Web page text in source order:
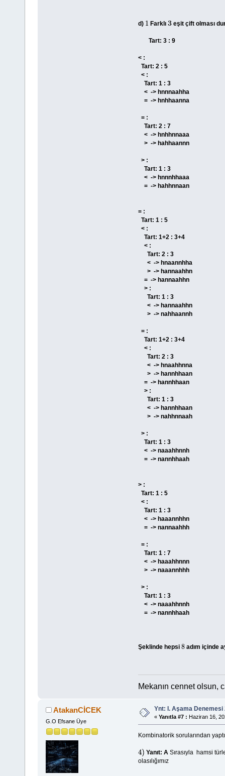
d) 1 Farklı3eşit çift olması
Tart: 3 : 9
< :
Tart: 2 : 5
< :
Tart: 1 : 3
< -> hnnnaahha
= -> hnhhaanna
= :
Tart: 2 : 7
< -> hnhhnnaaa
> -> hahhaannn
> :
Tart: 1 : 3
< -> hnnnhhaaa
= -> hahhnnaan
= :
Tart: 1 : 5
< :
Tart: 1+2 : 3+4
< :
Tart: 2 : 3
< -> hnaannhha
> -> hannaahhn
= -> hannaahhn
> :
Tart: 1 : 3
< -> hannaahhn
> -> nahhaannh
= :
Tart: 1+2 : 3+4
< :
Tart: 2 : 3
< -> hnaahhnna
> -> hannhhaan
= -> hannhhaan
> :
Tart: 1 : 3
< -> hannhhaan
> -> nahhnnaah
> :
Tart: 1 : 3
< -> naaahhnnh
= -> nannhhaah
> :
Tart: 1 : 5
< :
Tart: 1 : 3
< -> haaannhhn
= -> nannaahhh
= :
Tart: 1 : 7
< -> haaahhnnn
> -> naaannhhh
> :
Tart: 1 : 3
< -> naaahhnnh
= -> nannhhaah
Şeklinde hepsi 8 adım içinde
Mekanın cennet olsun,
AtakanCİCEK
G.O Efsane Üye
Ynt: I. Aşama Denemesi
« Yanıtla #7 : Haziran 16,
Kombinatorik sorularından
4) Yanıt: ASırasıyla hamsi
olasılığımız